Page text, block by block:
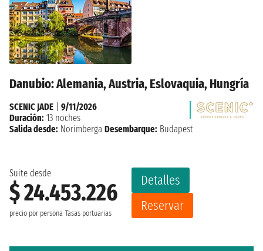
Danubio: Alemania, Austria, Eslovaquia, Hungría
Suite desde
$ 24.453.226
precio por persona Tasas portuarias
Detalles
Reservar
SCENIC JADE
9/11/2026
Duración: 13 noches
Salida desde: Norimberga Desembarque: Budapest